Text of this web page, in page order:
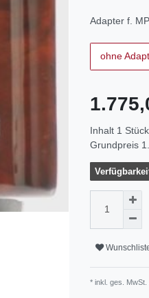
Adapter f.
ohne
Inhalt 1 Stück
Grundpreis
* inkl. ges. MwSt.